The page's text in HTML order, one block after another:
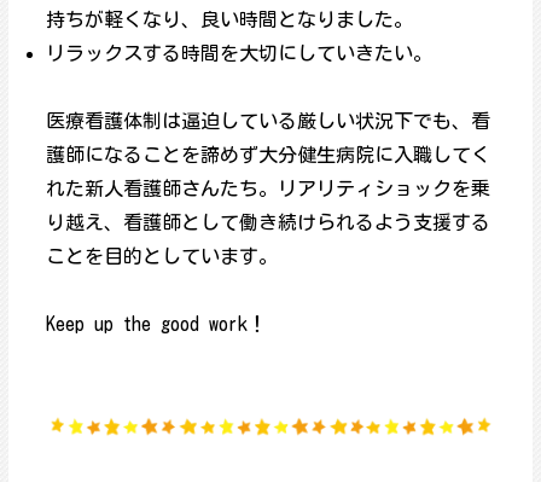
持ちが軽くなり、良い時間となりました。
リラックスする時間を大切にしていきたい。
医療看護体制は逼迫している厳しい状況下でも、看
護師になることを諦めず大分健生病院に入職してく
れた新人看護師さんたち。リアリティショックを乗
り越え、看護師として働き続けられるよう支援する
ことを目的としています。
Keep up the good work！